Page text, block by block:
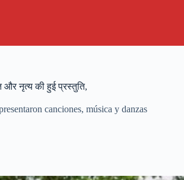
और नृत्य की हुई प्रस्तुति,
canciones, música y danzas